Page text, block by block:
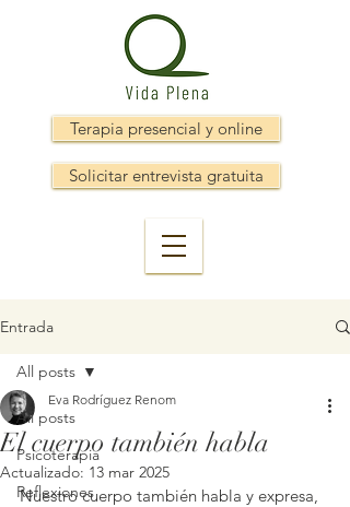
Terapia presencial y online
Solicitar entrevista gratuita
Entrada
All posts
Psicoterapia
Reflexiones
All posts
El cuerpo también habla
Eva Rodríguez Renom
Actualizado: 13 mar 2025
Nuestro cuerpo también habla y expresa,